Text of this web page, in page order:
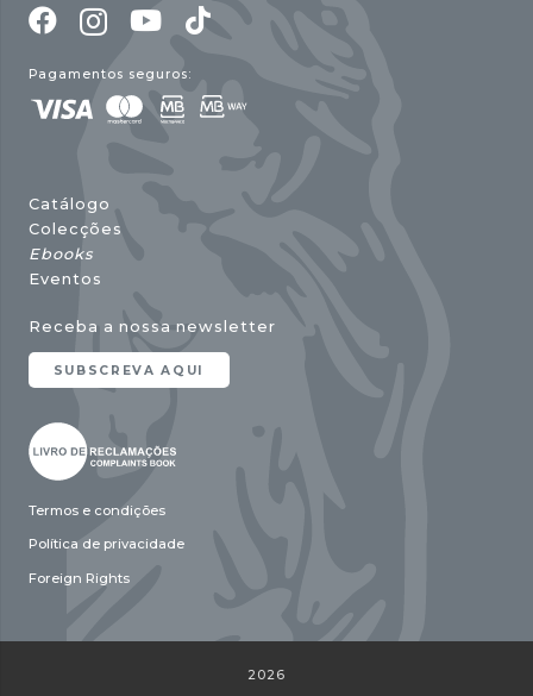
Pagamentos seguros:
Catálogo
Colecções
Ebooks
Eventos
Receba a nossa newsletter
SUBSCREVA AQUI
Termos e condições
Política de privacidade
Foreign Rights
2026